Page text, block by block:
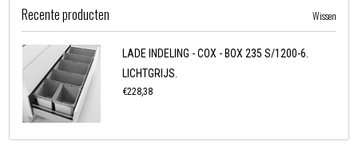
Recente producten Wissen
LADE INDELING - COX - BOX 235 S/1200-6.
LICHTGRIJS.
€228,38